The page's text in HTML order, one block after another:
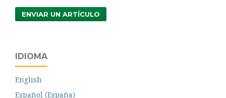
ENVIAR UN ARTÍCULO
IDIOMA
English
Español (España)